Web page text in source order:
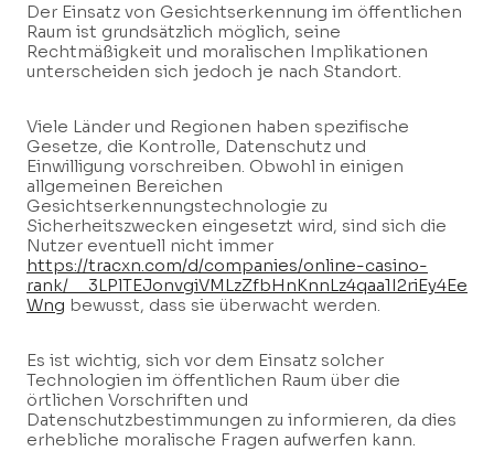
Der Einsatz von Gesichtserkennung im öffentlichen
Raum ist grundsätzlich möglich, seine
Rechtmäßigkeit und moralischen Implikationen
unterscheiden sich jedoch je nach Standort.
Viele Länder und Regionen haben spezifische
Gesetze, die Kontrolle, Datenschutz und
Einwilligung vorschreiben. Obwohl in einigen
allgemeinen Bereichen
Gesichtserkennungstechnologie zu
Sicherheitszwecken eingesetzt wird, sind sich die
Nutzer eventuell nicht immer
https://tracxn.com/d/companies/online-casino-
rank/__3LPlTEJonvgiVMLzZfbHnKnnLz4qaa1I2riEy4Ee
Wng bewusst, dass sie überwacht werden.
Es ist wichtig, sich vor dem Einsatz solcher
Technologien im öffentlichen Raum über die
örtlichen Vorschriften und
Datenschutzbestimmungen zu informieren, da dies
erhebliche moralische Fragen aufwerfen kann.